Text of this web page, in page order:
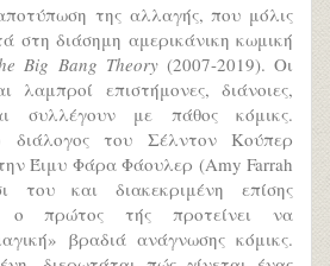
της αλλαγής, που μόλις
στη διάσημη αμερικάνικη κωμική
Big Bang Theory(2007-2019). Οι
λαμπροί επιστήμονες, διάνοιες,
συλλέγουν με πάθος κόμικς.
διάλογος του Σέλντον Κούπερ
Έιμυ Φάρα Φάουλερ (Amy Farrah
του και διακεκριμένη επίσης
ο πρώτος τής προτείνει να
βραδιά ανάγνωσης κόμικς.